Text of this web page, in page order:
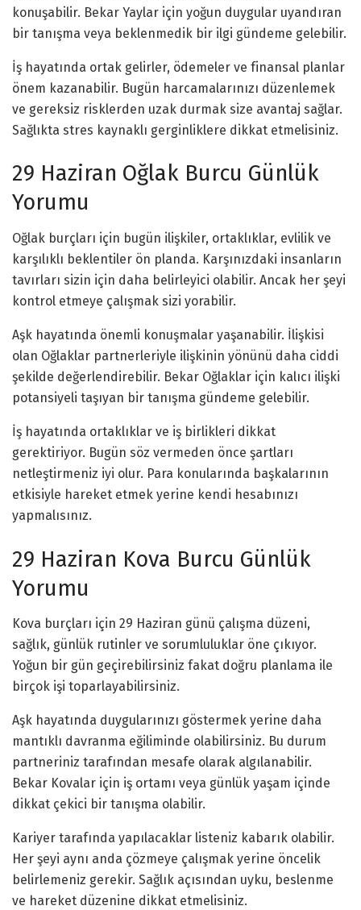
konuşabilir. Bekar Yaylar için yoğun duygular uyandıran
bir tanışma veya beklenmedik bir ilgi gündeme gelebilir.
İş hayatında ortak gelirler, ödemeler ve finansal planlar
önem kazanabilir. Bugün harcamalarınızı düzenlemek
ve gereksiz risklerden uzak durmak size avantaj sağlar.
Sağlıkta stres kaynaklı gerginliklere dikkat etmelisiniz.
29 Haziran Oğlak Burcu Günlük
Yorumu
Oğlak burçları için bugün ilişkiler, ortaklıklar, evlilik ve
karşılıklı beklentiler ön planda. Karşınızdaki insanların
tavırları sizin için daha belirleyici olabilir. Ancak her şeyi
kontrol etmeye çalışmak sizi yorabilir.
Aşk hayatında önemli konuşmalar yaşanabilir. İlişkisi
olan Oğlaklar partnerleriyle ilişkinin yönünü daha ciddi
şekilde değerlendirebilir. Bekar Oğlaklar için kalıcı ilişki
potansiyeli taşıyan bir tanışma gündeme gelebilir.
İş hayatında ortaklıklar ve iş birlikleri dikkat
gerektiriyor. Bugün söz vermeden önce şartları
netleştirmeniz iyi olur. Para konularında başkalarının
etkisiyle hareket etmek yerine kendi hesabınızı
yapmalısınız.
29 Haziran Kova Burcu Günlük
Yorumu
Kova burçları için 29 Haziran günü çalışma düzeni,
sağlık, günlük rutinler ve sorumluluklar öne çıkıyor.
Yoğun bir gün geçirebilirsiniz fakat doğru planlama ile
birçok işi toparlayabilirsiniz.
Aşk hayatında duygularınızı göstermek yerine daha
mantıklı davranma eğiliminde olabilirsiniz. Bu durum
partneriniz tarafından mesafe olarak algılanabilir.
Bekar Kovalar için iş ortamı veya günlük yaşam içinde
dikkat çekici bir tanışma olabilir.
Kariyer tarafında yapılacaklar listeniz kabarık olabilir.
Her şeyi aynı anda çözmeye çalışmak yerine öncelik
belirlemeniz gerekir. Sağlık açısından uyku, beslenme
ve hareket düzenine dikkat etmelisiniz.